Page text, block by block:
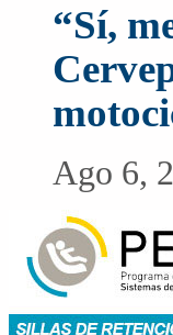
“Sí,
Ago 6,